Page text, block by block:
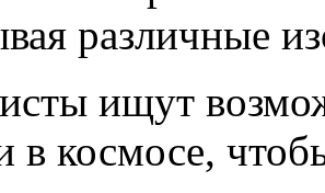
различные
ищут
в космосе,